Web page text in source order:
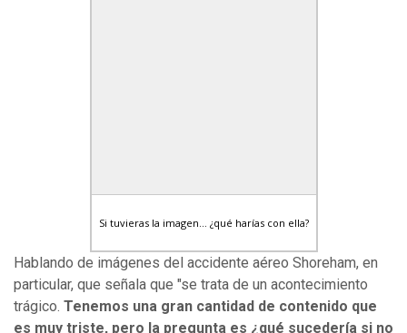
Si tuvieras la imagen... ¿qué harías con ella?
Hablando de imágenes del accidente aéreo Shoreham, en
particular, que señala que "se trata de un acontecimiento
trágico. Tenemos una gran cantidad de contenido que
es muy triste, pero la pregunta es ¿qué sucedería si no